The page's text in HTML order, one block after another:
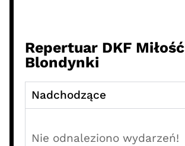
Repertuar DKF Miłość
Blondynki
Nadchodzące
Nie odnaleziono wydarzeń!